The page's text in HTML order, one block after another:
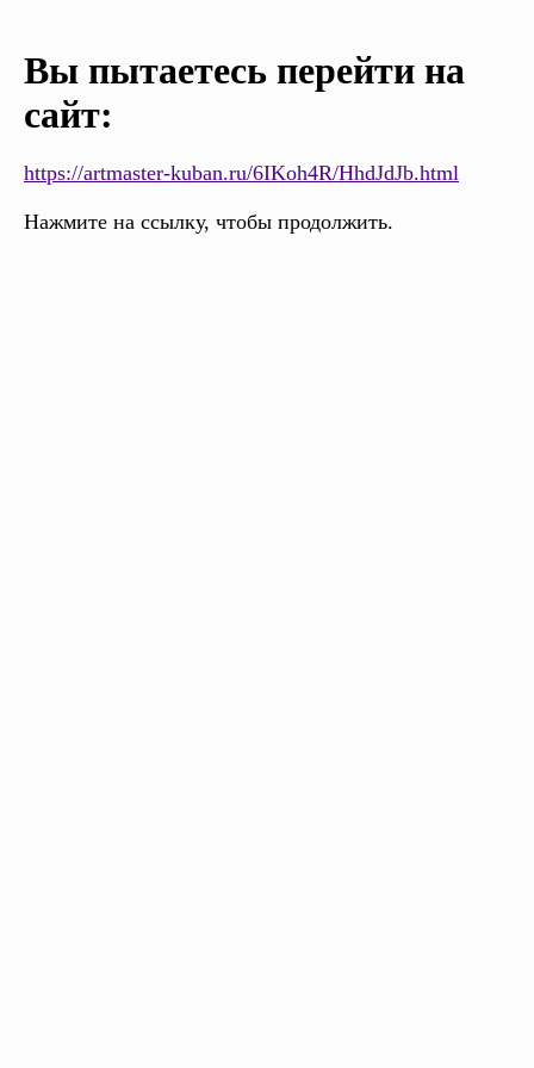
Вы пытаетесь перейти на
сайт:
https://artmaster-kuban.ru/6IKoh4R/HhdJdJb.html
Нажмите на ссылку, чтобы продолжить.